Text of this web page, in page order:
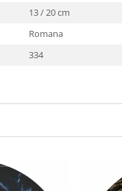
13 / 20 cm
Romana
334